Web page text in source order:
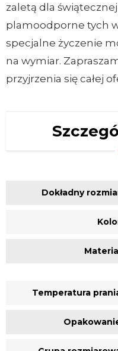
zaletą dla
plamoodporne tych
specjalne życzenie
na wymiar.
przyjrzenia się całej
Dokładny
Temperatura